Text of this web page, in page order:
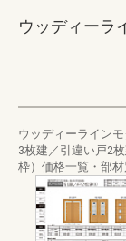
ウッディーラ
ウッディーライン
3枚建／引違い戸2
枠）価格一覧・部